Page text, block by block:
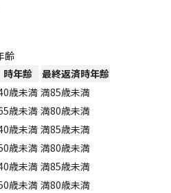
齢
時年齢
最終返済時年齢
歳未満 満85歳未満
歳未満 満80歳未満
歳未満 満85歳未満
歳未満 満80歳未満
歳未満 満85歳未満
歳未満 満80歳未満